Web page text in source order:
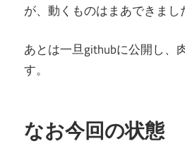
が、動くものはまあできまし
あとは一旦githubに公開し、
す。
なお今回の状態